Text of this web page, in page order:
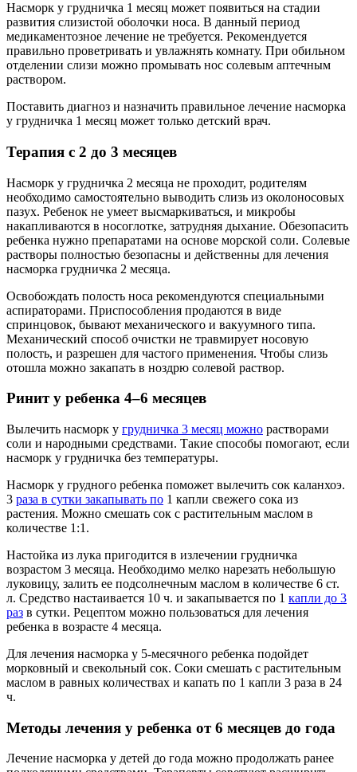
Насморк у грудничка 1 месяц может появиться на стадии
развития слизистой оболочки носа. В данный период
медикаментозное лечение не требуется. Рекомендуется
правильно проветривать и увлажнять комнату. При обильном
отделении слизи можно промывать нос солевым аптечным
раствором.
Поставить диагноз и назначить правильное лечение насморка
у грудничка 1 месяц может только детский врач.
Терапия с 2 до 3 месяцев
Насморк у грудничка 2 месяца не проходит, родителям
необходимо самостоятельно выводить слизь из околоносовых
пазух. Ребенок не умеет высмаркиваться, и микробы
накапливаются в носоглотке, затрудняя дыхание. Обезопасить
ребенка нужно препаратами на основе морской соли. Солевые
растворы полностью безопасны и действенны для лечения
насморка грудничка 2 месяца.
Освобождать полость носа рекомендуются специальными
аспираторами. Приспособления продаются в виде
спринцовок, бывают механического и вакуумного типа.
Механический способ очистки не травмирует носовую
полость, и разрешен для частого применения. Чтобы слизь
отошла можно закапать в ноздрю солевой раствор.
Ринит у ребенка 4–6 месяцев
Вылечить насморк у грудничка 3 месяц можно растворами
соли и народными средствами. Такие способы помогают, если
насморк у грудничка без температуры.
Насморк у грудного ребенка поможет вылечить сок каланхоэ.
3 раза в сутки закапывать по 1 капли свежего сока из
растения. Можно смешать сок с растительным маслом в
количестве 1:1.
Настойка из лука пригодится в излечении грудничка
возрастом 3 месяца. Необходимо мелко нарезать небольшую
луковицу, залить ее подсолнечным маслом в количестве 6 ст.
л. Средство настаивается 10 ч. и закапывается по 1 капли до 3
раз в сутки. Рецептом можно пользоваться для лечения
ребенка в возрасте 4 месяца.
Для лечения насморка у 5-месячного ребенка подойдет
морковный и свекольный сок. Соки смешать с растительным
маслом в равных количествах и капать по 1 капли 3 раза в 24
ч.
Методы лечения у ребенка от 6 месяцев до года
Лечение насморка у детей до года можно продолжать ранее